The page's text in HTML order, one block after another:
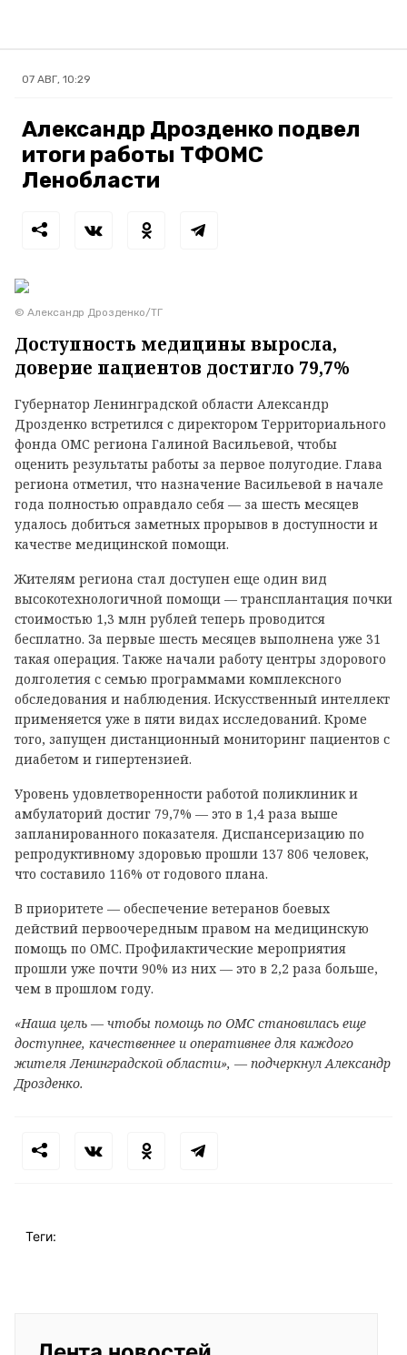
07 АВГ, 10:29
Александр Дрозденко подвел
итоги работы ТФОМС
Ленобласти
© Александр Дрозденко/ТГ
Доступность медицины выросла,
доверие пациентов достигло 79,7%
Губернатор Ленинградской области Александр
Дрозденко встретился с директором Территориального
фонда ОМС региона Галиной Васильевой, чтобы
оценить результаты работы за первое полугодие. Глава
региона отметил, что назначение Васильевой в начале
года полностью оправдало себя — за шесть месяцев
удалось добиться заметных прорывов в доступности и
качестве медицинской помощи.
Жителям региона стал доступен еще один вид
высокотехнологичной помощи — трансплантация почки
стоимостью 1,3 млн рублей теперь проводится
бесплатно. За первые шесть месяцев выполнена уже 31
такая операция. Также начали работу центры здорового
долголетия с семью программами комплексного
обследования и наблюдения. Искусственный интеллект
применяется уже в пяти видах исследований. Кроме
того, запущен дистанционный мониторинг пациентов с
диабетом и гипертензией.
Уровень удовлетворенности работой поликлиник и
амбулаторий достиг 79,7% — это в 1,4 раза выше
запланированного показателя. Диспансеризацию по
репродуктивному здоровью прошли 137 806 человек,
что составило 116% от годового плана.
В приоритете — обеспечение ветеранов боевых
действий первоочередным правом на медицинскую
помощь по ОМС. Профилактические мероприятия
прошли уже почти 90% из них — это в 2,2 раза больше,
чем в прошлом году.
«Наша цель — чтобы помощь по ОМС становилась еще
доступнее, качественнее и оперативнее для каждого
жителя Ленинградской области», — подчеркнул Александр
Дрозденко.
Теги: